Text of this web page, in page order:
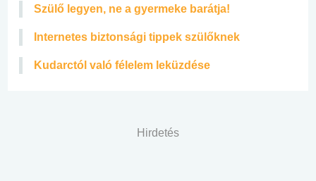
Szülő legyen, ne a gyermeke barátja!
Internetes biztonsági tippek szülőknek
Kudarctól való félelem leküzdése
Hirdetés